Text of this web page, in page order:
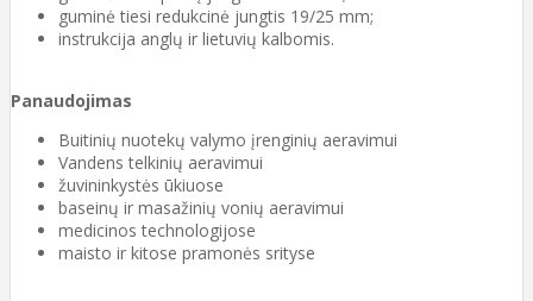
guminė tiesi redukcinė jungtis 19/25 mm;
instrukcija anglų ir lietuvių kalbomis.
Panaudojimas
Buitinių nuotekų valymo įrenginių aeravimui
Vandens telkinių aeravimui
žuvininkystės ūkiuose
baseinų ir masažinių vonių aeravimui
medicinos technologijose
maisto ir kitose pramonės srityse